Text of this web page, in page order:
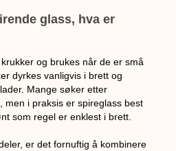
glass, hva er
og brukes når de er små
dyrkes vanligvis i brett og
Mange søker etter
men i praksis er spireglass best
som regel er enklest i brett.
er det fornuftig å kombinere